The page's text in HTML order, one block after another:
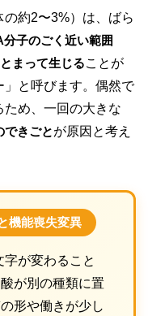
約2〜3%）は、ばら
分子のごく近い範囲
まって生じることが
と呼びます。偶然で
め、一回の大きな
できごとが原因と考え
機能喪失変異
が変わること
が別の種類に置
形や働きが少し